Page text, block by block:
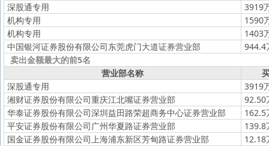
深股通专用
3919
机构专用
1590
机构专用
1403
中国银河证券股份有限公司东莞虎门大道证券营业部
944.4
卖出金额最大的前5名
营业部名称
深股通专用
3919
湘财证券股份有限公司重庆江北嘴证券营业部
92.50
华泰证券股份有限公司深圳益田路荣超商务中心证券营业部
162.5
平安证券股份有限公司广州华夏路证券营业部
139.8
国金证券股份有限公司上海浦东新区芳甸路证券营业部
12.18